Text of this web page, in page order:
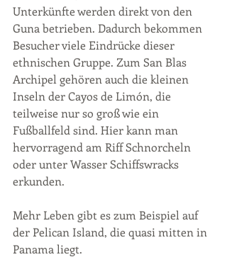
Unterkünfte werden direkt von den
Guna betrieben. Dadurch bekommen
Besucher viele Eindrücke dieser
ethnischen Gruppe. Zum San Blas
Archipel gehören auch die kleinen
Inseln der Cayos de Limón, die
teilweise nur so groß wie ein
Fußballfeld sind. Hier kann man
hervorragend am Riff Schnorcheln
oder unter Wasser Schiffswracks
erkunden.
Mehr Leben gibt es zum Beispiel auf
der Pelican Island, die quasi mitten in
Panama liegt.